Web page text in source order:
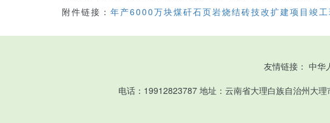
附件链接： 年产6000万块煤矸石页岩烧结砖技改扩建项目竣
友情链接： 中华
电话：19912823787 地址：云南省大理白族自治州大